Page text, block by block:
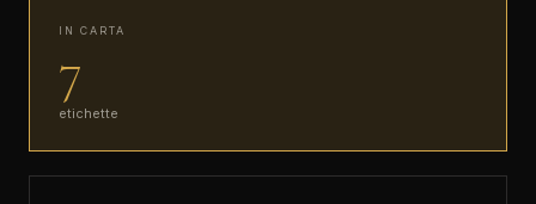
IN CARTA
7
etichette